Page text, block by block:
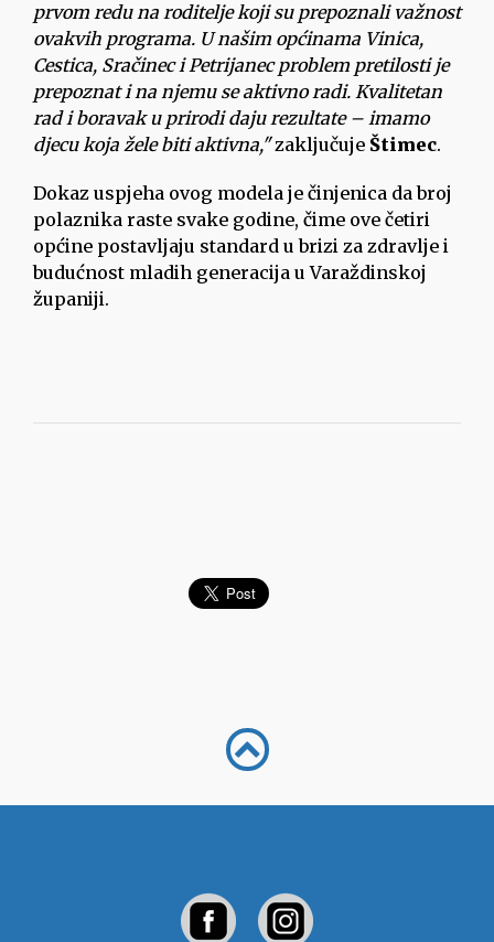
prvom redu na roditelje koji su prepoznali važnost
ovakvih programa. U našim općinama Vinica,
Cestica, Sračinec i Petrijanec problem pretilosti je
prepoznat i na njemu se aktivno radi. Kvalitetan
rad i boravak u prirodi daju rezultate – imamo
djecu koja žele biti aktivna,"zaključuje Štimec.
Dokaz uspjeha ovog modela je činjenica da broj
polaznika raste svake godine, čime ove četiri
općine postavljaju standard u brizi za zdravlje i
budućnost mladih generacija u Varaždinskoj
županiji.